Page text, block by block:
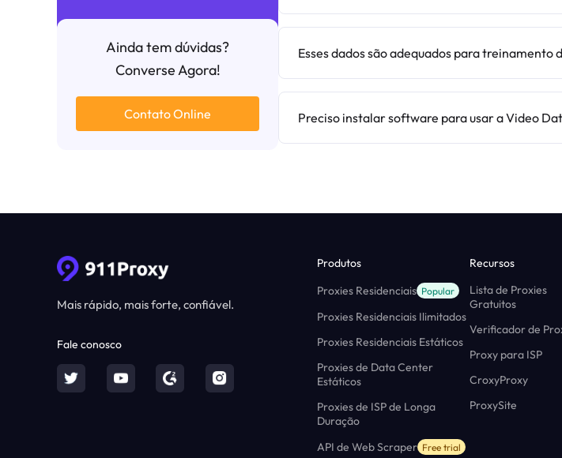
Ainda tem dúvidas?
Converse Agora!
Contato Online
Esses dados são adequados para treinamento
Preciso instalar software para usar a Video
Mais rápido, mais forte, confiável.
Fale conosco
Produtos
Proxies Residenciais Popular
Proxies Residenciais Ilimitados
Proxies Residenciais Estáticos
Proxies de Data Center
Estáticos
Proxies de ISP de Longa
Duração
API de Web Scraper Free trial
Recursos
Lista de Proxies
Gratuitos
Verificador de
Proxy para ISP
CroxyProxy
ProxySite